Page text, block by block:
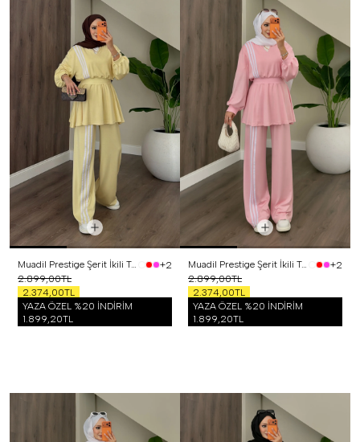
Muadil Prestige Şerit İkili Takım Sarı
+2
2.899,00TL
2.374,00TL
YAZA ÖZEL %20 İNDİRİM
1.899,20TL
Muadil Prestige Şerit İkili Takım Pembe
+2
2.899,00TL
2.374,00TL
YAZA ÖZEL %20 İNDİRİM
1.899,20TL